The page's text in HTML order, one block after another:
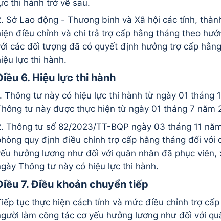
thi hành trở về sau.
Sở Lao động - Thương binh và Xã hội các tỉnh,
điều chỉnh và chi trả trợ cấp hằng tháng theo
các đối tượng đã có quyết định hưởng trợ cấp
lực thi hành.
6. Hiệu lực thi hành
Thông tư này có hiệu lực thi hành từ ngày 01 tháng
tư này được thực hiện từ ngày 01 tháng 7 năm
Thông tư số 82/2023/TT-BQP ngày 03 tháng 11
quy định điều chỉnh trợ cấp hằng tháng đối với
hưởng lương như đối với quân nhân đã phục
Thông tư này có hiệu lực thi hành.
7. Điều khoản chuyển tiếp
tục thực hiện cách tính và mức điều chỉnh trợ
làm công tác cơ yếu hưởng lương như đối với